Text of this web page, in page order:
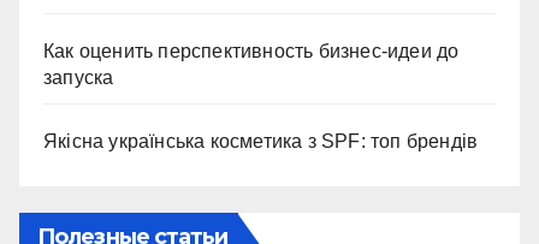
Как оценить перспективность бизнес-идеи до
запуска
Якісна українська косметика з SPF: топ брендів
Полезные статьи